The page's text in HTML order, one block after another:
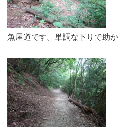
魚屋道です。単調な下りで助か